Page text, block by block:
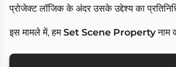
प्रोजेक्ट लॉजिक के अंदर उसके उद्देश्य का
इस मामले में, हमSet Scene Propertyनाम